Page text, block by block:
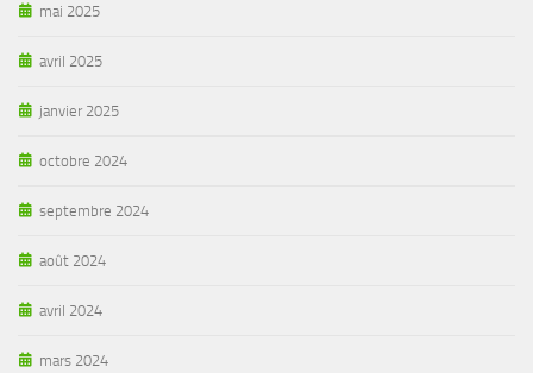
mai 2025
avril 2025
janvier 2025
octobre 2024
septembre 2024
août 2024
avril 2024
mars 2024